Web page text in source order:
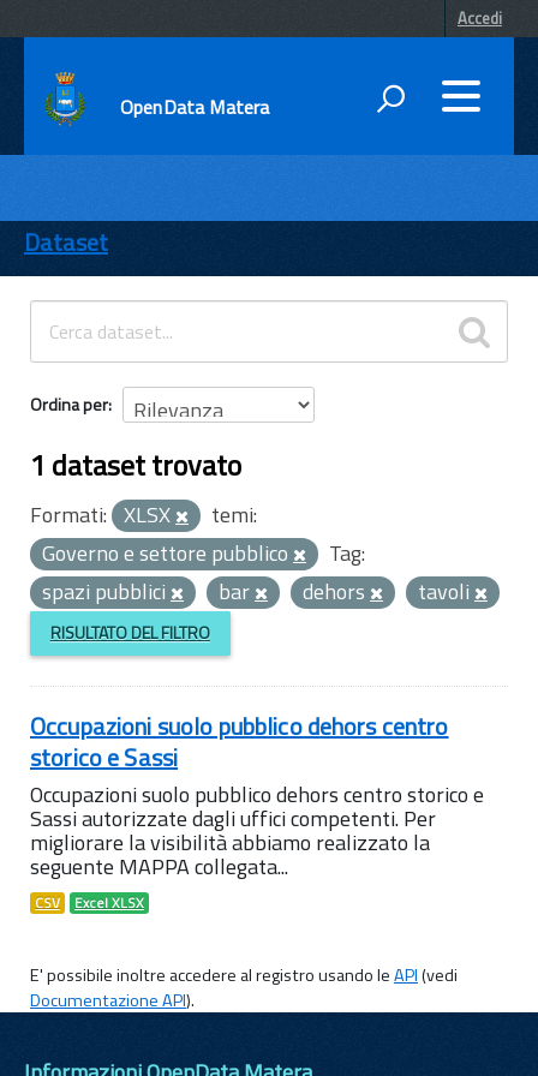
Accedi
OpenData Matera
ENTI
TEMI
INFORMAZIONI
Dataset
Ordina per
1 dataset trovato
Formati: XLSX
temi:
Governo e settore pubblico
Tag:
spazi pubblici
bar dehors tavoli
RISULTATO DEL FILTRO
Occupazioni suolo pubblico dehors centro
storico e Sassi
Occupazioni suolo pubblico dehors centro storico e
Sassi autorizzate dagli uffici competenti. Per
migliorare la visibilità abbiamo realizzato la
seguente MAPPA collegata...
CSV Excel XLSX
E' possibile inoltre accedere al registro usando leAPI(vedi
Documentazione API).